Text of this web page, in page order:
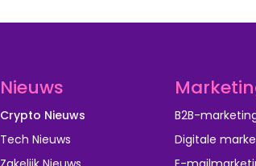
Nieuws
Crypto Nieuws
Tech Nieuws
B2B-
Digitale